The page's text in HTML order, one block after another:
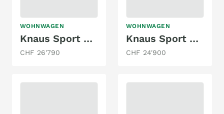
WOHNWAGEN
Knaus Sport & Fun "Black Selection"
CHF 26'790
WOHNWAGEN
Knaus Sport 500 EU
CHF 24'900